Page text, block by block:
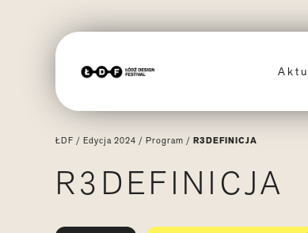
ŁDF / Edycja 2024 / Program / R3DEFINICJA
R3DEFINICJA